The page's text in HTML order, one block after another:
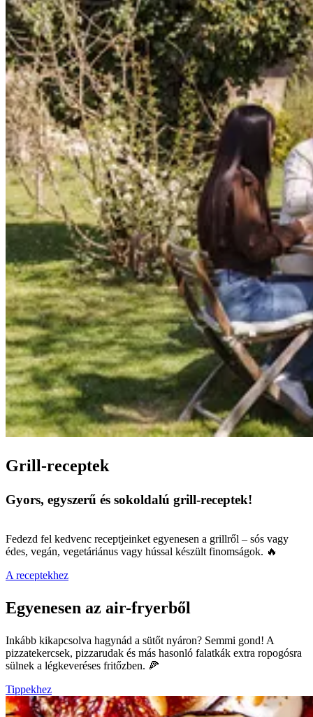
Grill-receptek
Gyors, egyszerű és sokoldalú grill-receptek!
Fedezd fel kedvenc receptjeinket egyenesen a grillről – sós vagy
édes, vegán, vegetáriánus vagy hússal készült finomságok. 🔥
A receptekhez
Egyenesen az air-fryerből
Inkább kikapcsolva hagynád a sütőt nyáron? Semmi gond! A
pizzatekercsek, pizzarudak és más hasonló falatkák extra ropogósra
sülnek a légkeveréses fritőzben. 🍕
Tippekhez